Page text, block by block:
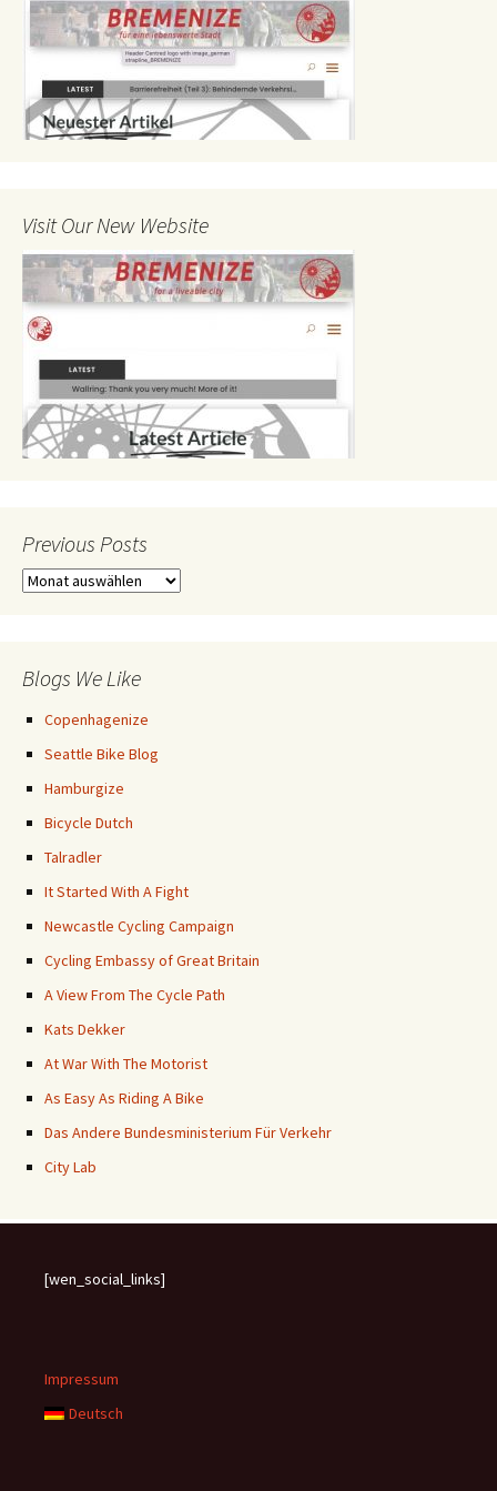
Visit Our New Website
Previous Posts
Previous
Blogs We Like
Copenhagenize
Seattle Bike Blog
Hamburgize
Bicycle Dutch
Talradler
It Started With A Fight
Newcastle Cycling Campaign
Cycling Embassy of Great Britain
A View From The Cycle Path
Kats Dekker
At War With The Motorist
As Easy As Riding A Bike
Das Andere Bundesministerium Für Verkehr
City Lab
[wen_social_links]
Impressum
Deutsch